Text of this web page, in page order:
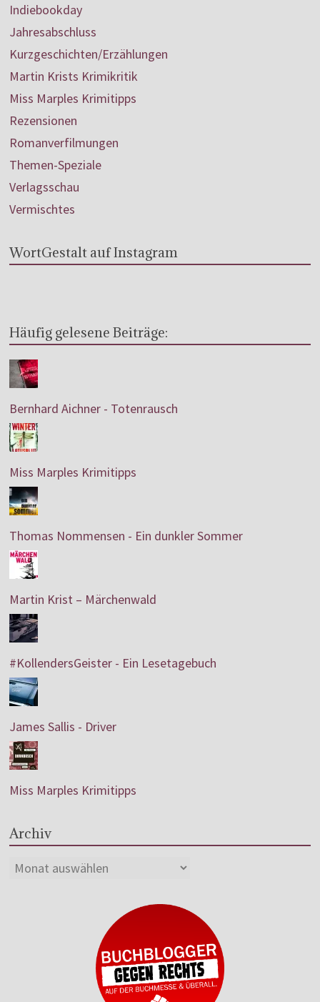
Indiebookday
Jahresabschluss
Kurzgeschichten/Erzählungen
Martin Krists Krimikritik
Miss Marples Krimitipps
Rezensionen
Romanverfilmungen
Themen-Speziale
Verlagsschau
Vermischtes
WortGestalt auf Instagram
Häufig gelesene Beiträge:
Bernhard Aichner - Totenrausch
Miss Marples Krimitipps
Thomas Nommensen - Ein dunkler Sommer
Martin Krist – Märchenwald
#KollendersGeister - Ein Lesetagebuch
James Sallis - Driver
Miss Marples Krimitipps
Archiv